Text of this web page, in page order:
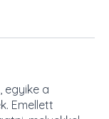
egyike a
Emellett